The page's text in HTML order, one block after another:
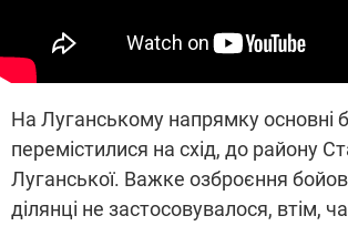
На Луганському напрямку основні
перемістилися на схід, до району
Луганської. Важке озброєння
ділянці не застосовувалося, втім,